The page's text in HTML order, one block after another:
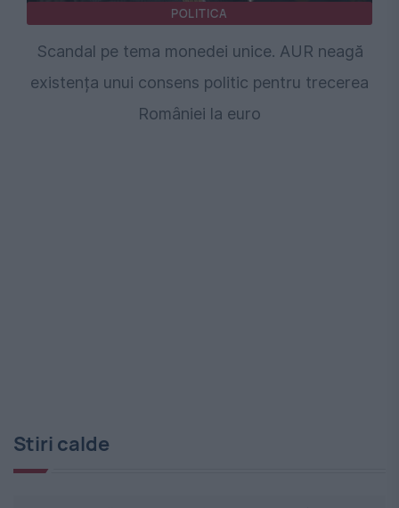
POLITICA
Scandal pe tema monedei unice. AUR neagă
existența unui consens politic pentru trecerea
României la euro
Stiri calde